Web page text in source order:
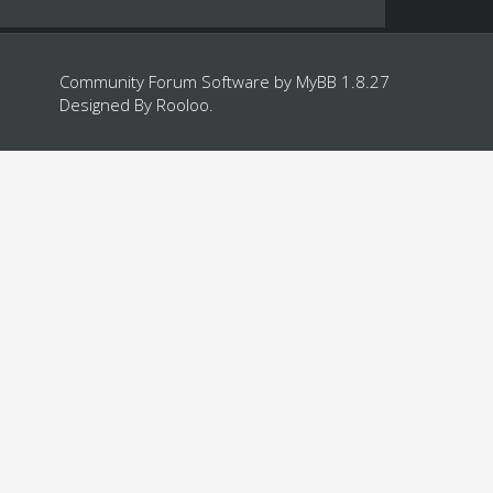
Community Forum Software by MyBB 1.8.27
Designed By Rooloo.